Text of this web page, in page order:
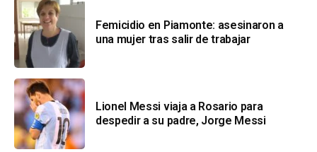
Femicidio en Piamonte: asesinaron a
una mujer tras salir de trabajar
Lionel Messi viaja a Rosario para
despedir a su padre, Jorge Messi